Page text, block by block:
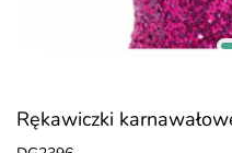
Rękawiczki